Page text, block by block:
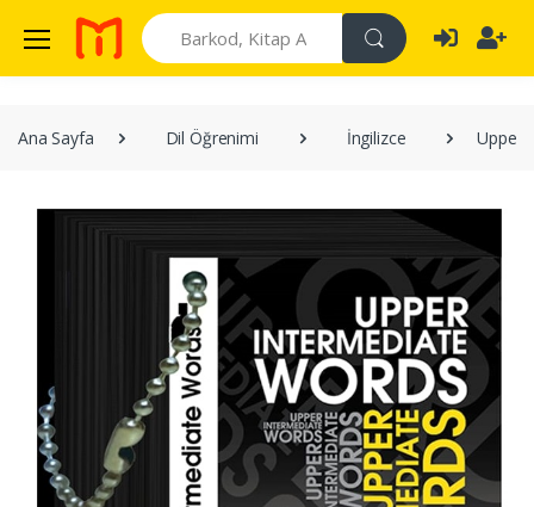
Search
Ana Sayfa Dil Öğrenimi İngilizce Upper-